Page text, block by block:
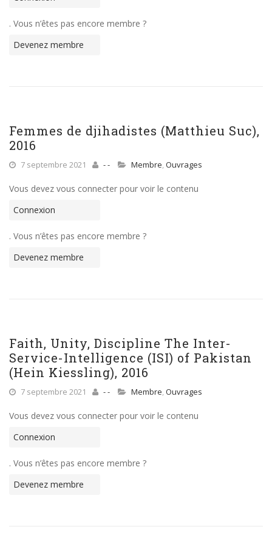
. Vous n’êtes pas encore membre ?
Devenez membre
Femmes de djihadistes (Matthieu Suc),
2016
7 septembre 2021 - - Membre, Ouvrages
Vous devez vous connecter pour voir le contenu
Connexion
. Vous n’êtes pas encore membre ?
Devenez membre
Faith, Unity, Discipline The Inter-
Service-Intelligence (ISI) of Pakistan
(Hein Kiessling), 2016
7 septembre 2021 - - Membre, Ouvrages
Vous devez vous connecter pour voir le contenu
Connexion
. Vous n’êtes pas encore membre ?
Devenez membre